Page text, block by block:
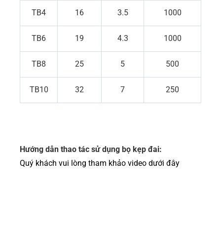
TB4 16 3.5 1000
TB6 19 4.3 1000
TB8 25 5 500
TB10 32 7 250
Hướng dẫn thao tác sử dụng bọ kẹp đai:
Quý khách vui lòng tham khảo video dưới đây